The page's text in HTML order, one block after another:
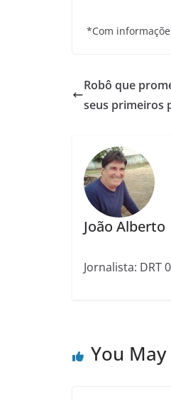
*Com
Robô que
seus primeiros
João Alberto
Jornalista: DRT
You